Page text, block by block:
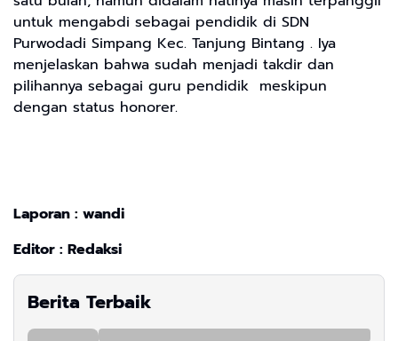
untuk mengabdi sebagai pendidik di SDN
Purwodadi Simpang Kec. Tanjung Bintang . Iya
menjelaskan bahwa sudah menjadi takdir dan
pilihannya sebagai guru pendidik meskipun
dengan status honorer.
Laporan : wandi
Editor : Redaksi
Berita Terbaik